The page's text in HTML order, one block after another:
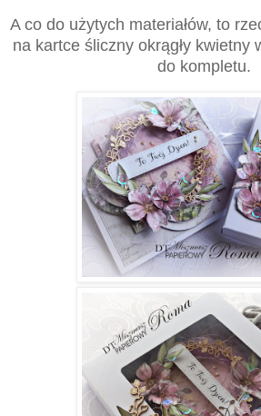
A co do użytych materiałów, to
na kartce śliczny okrągły kwietny
do kompletu.